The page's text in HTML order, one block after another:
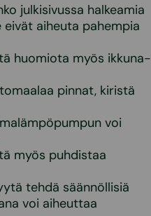
julkisivussa halkeamia
aiheuta pahempia
huomiota myös ikkuna-
pinnat, kiristä
voi
myös puhdistaa
tehdä säännöllisiä
voi aiheuttaa